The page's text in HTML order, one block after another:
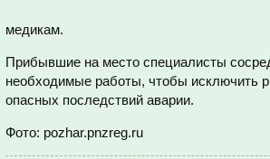
медикам.
Прибывшие на место специалисты
необходимые работы, чтобы исключить
опасных последствий аварии.
Фото: pozhar.pnzreg.ru